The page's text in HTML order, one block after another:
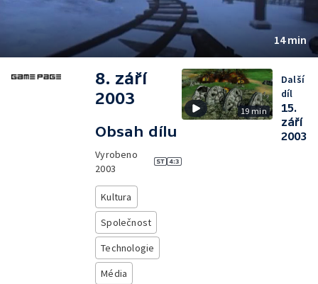
14 min
8. září
2003
Obsah dílu
Vyrobeno
2003
Kultura
Společnost
Technologie
Média
19 min
Další
díl
15.
září
2003